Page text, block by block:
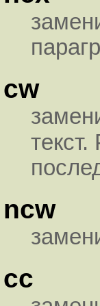
cw
текст.
ncw
cc